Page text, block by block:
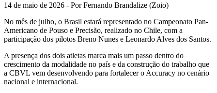
14 de maio de 2026 - Por Fernando Brandalize (Zoio)
No mês de julho, o Brasil estará representado no Campeonato Pan-
Americano de Pouso e Precisão, realizado no Chile, com a
participação dos pilotos Breno Nunes e Leonardo Alves dos Santos.
A presença dos dois atletas marca mais um passo dentro do
crescimento da modalidade no país e da construção do trabalho que
a CBVL vem desenvolvendo para fortalecer o Accuracy no cenário
nacional e internacional.